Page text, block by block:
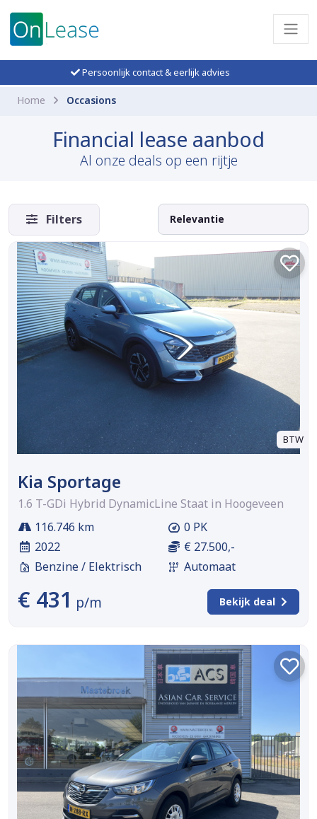
Persoonlijk contact & eerlijk advies
Home Occasions
Financial lease aanbod
Al onze deals op een rijtje
Filters
BTW
Kia Sportage
1.6 T-GDi Hybrid DynamicLine Staat in Hoogeveen
116.746 km
2022
Benzine / Elektrisch
0 PK
€ 27.500,-
Automaat
€ 431 p/m Bekijk deal